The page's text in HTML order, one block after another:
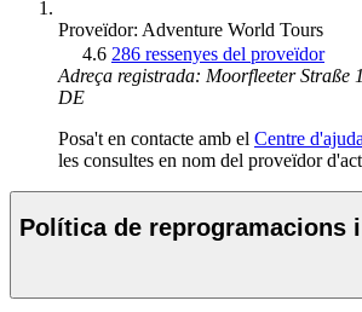
Proveïdor: Adventure World Tours
4.6 286 ressenyes del proveïdor
Adreça registrada: Moorfleeter Straße
DE
Posa't en contacte amb el Centre
les consultes en nom del proveïdor
Política de reprogramacions